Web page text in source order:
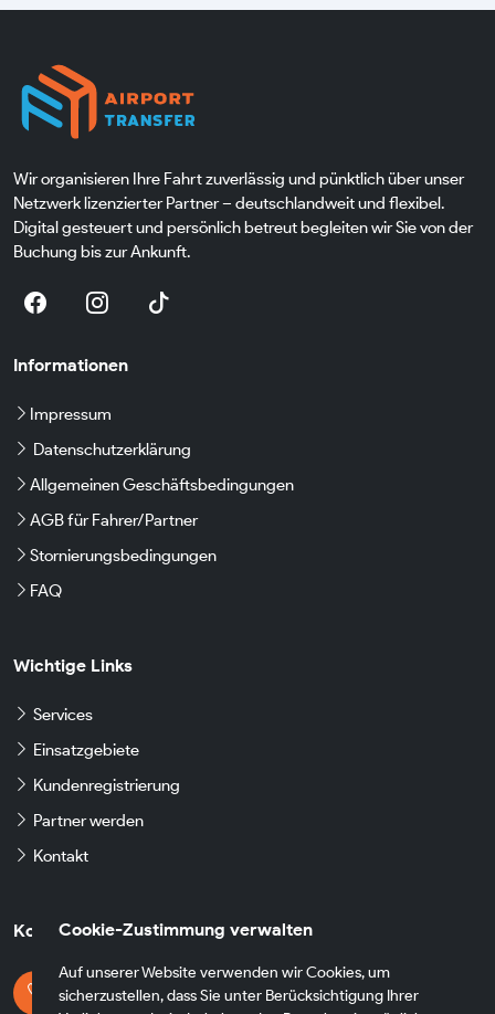
Cookie-Zustimmung verwalten
Auf unserer Website verwenden wir Cookies, um
sicherzustellen, dass Sie unter Berücksichtigung Ihrer
Wir organisieren Ihre Fahrt zuverlässig und pünktlich über unser
Netzwerk lizenzierter Partner – deutschlandweit und flexibel.
Digital gesteuert und persönlich betreut begleiten wir Sie von der
Buchung bis zur Ankunft.
Informationen
Impressum
Datenschutzerklärung
Allgemeinen Geschäftsbedingungen
AGB für Fahrer/Partner
Stornierungsbedingungen
FAQ
Wichtige Links
Services
Einsatzgebiete
Kundenregistrierung
Partner werden
Kontakt
Kontaktdaten
Kontaktieren Sie uns
+49 174 8790930